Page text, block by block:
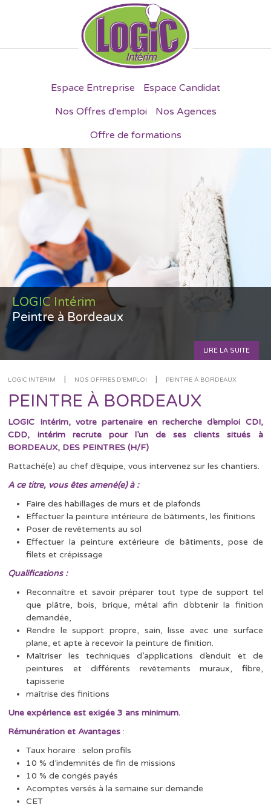
Espace Entreprise
Espace Candidat
Nos Offres d'emploi
Nos Agences
Offre de formations
LOGIC Intérim
Peintre à Bordeaux
LIRE LA SUITE
LOGIC INTÉRIM | NOS OFFRES D'EMPLOI | PEINTRE À BORDEAUX
PEINTRE À BORDEAUX
LOGIC Intérim, votre partenaire en recherche d’emploi CDI,
CDD, intérim recrute pour l’un de ses clients situés à
BORDEAUX, DES PEINTRES (H/F)
Rattaché(e) au chef d’équipe, vous intervenez sur les chantiers.
A ce titre, vous êtes amené(e) à :
Faire des habillages de murs et de plafonds
Effectuer la peinture intérieure de bâtiments, les finitions
Poser de revêtements au sol
Effectuer la peinture extérieure de bâtiments, pose de
filets et crépissage
Qualifications :
Reconnaître et savoir préparer tout type de support tel
que plâtre, bois, brique, métal afin d’obtenir la finition
demandée,
Rendre le support propre, sain, lisse avec une surface
plane, et apte à recevoir la peinture de finition.
Maîtriser les techniques d’applications d’enduit et de
peintures et différents revêtements muraux, fibre,
tapisserie
maîtrise des finitions
Une expérience est exigée 3 ans minimum.
Rémunération et Avantages :
Taux horaire : selon profils
10 % d’indemnités de fin de missions
10 % de congés payés
Acomptes versés à la semaine sur demande
CET